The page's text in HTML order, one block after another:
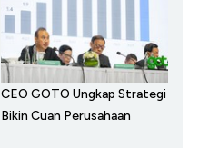
CEO GOTO Ungkap Strategi
Bikin Cuan Perusahaan